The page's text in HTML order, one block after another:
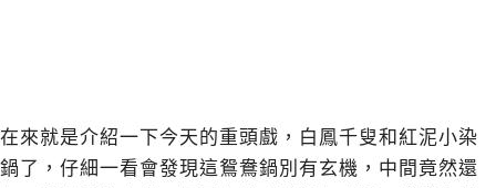
在來就是介紹一下今天的重頭戲，白鳳千叟和紅泥小染
鍋了，仔細一看會發現這鴛鴦鍋別有玄機，中間竟然還